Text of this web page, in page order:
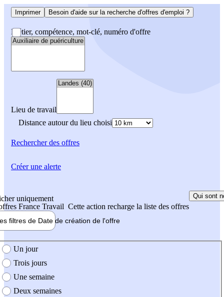
Imprimer Besoin d'aide sur la recherche d'offres d'emploi ?
Métier, compétence, mot-clé, numéro d'offre
Lieu de travail
Distance autour du lieu choisi
Rechercherdes offres
uniquement
France Travail Cette action recharge la liste des offres
Qui sont
filtres de Date de création de l'offre
création de l'offre
Un jour
Trois jours
Une semaine
Deux semaines
Créer une alerte